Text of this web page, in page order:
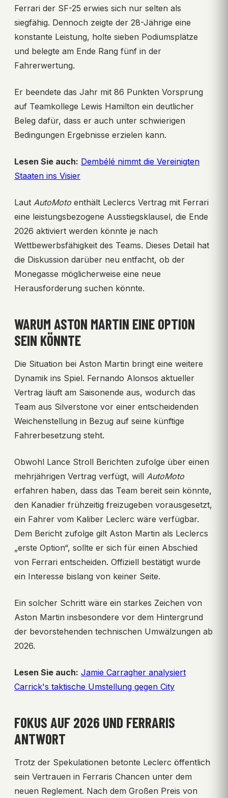
Ferrari der SF-25 erwies sich nur selten als
siegfähig. Dennoch zeigte der 28-Jährige eine
konstante Leistung, holte sieben Podiumsplätze
und belegte am Ende Rang fünf in der
Fahrerwertung.
Er beendete das Jahr mit 86 Punkten Vorsprung
auf Teamkollege Lewis Hamilton ein deutlicher
Beleg dafür, dass er auch unter schwierigen
Bedingungen Ergebnisse erzielen kann.
Lesen Sie auch: Dembélé nimmt die Vereinigten
Staaten ins Visier
Laut AutoMoto enthält Leclercs Vertrag mit Ferrari
eine leistungsbezogene Ausstiegsklausel, die Ende
2026 aktiviert werden könnte je nach
Wettbewerbsfähigkeit des Teams. Dieses Detail hat
die Diskussion darüber neu entfacht, ob der
Monegasse möglicherweise eine neue
Herausforderung suchen könnte.
WARUM ASTON MARTIN EINE OPTION
SEIN KÖNNTE
Die Situation bei Aston Martin bringt eine weitere
Dynamik ins Spiel. Fernando Alonsos aktueller
Vertrag läuft am Saisonende aus, wodurch das
Team aus Silverstone vor einer entscheidenden
Weichenstellung in Bezug auf seine künftige
Fahrerbesetzung steht.
Obwohl Lance Stroll Berichten zufolge über einen
mehrjährigen Vertrag verfügt, will AutoMoto
erfahren haben, dass das Team bereit sein könnte,
den Kanadier frühzeitig freizugeben vorausgesetzt,
ein Fahrer vom Kaliber Leclerc wäre verfügbar.
Dem Bericht zufolge gilt Aston Martin als Leclercs
„erste Option“, sollte er sich für einen Abschied
von Ferrari entscheiden. Offiziell bestätigt wurde
ein Interesse bislang von keiner Seite.
Ein solcher Schritt wäre ein starkes Zeichen von
Aston Martin insbesondere vor dem Hintergrund
der bevorstehenden technischen Umwälzungen ab
2026.
Lesen Sie auch: Jamie Carragher analysiert
Carrick's taktische Umstellung gegen City
FOKUS AUF 2026 UND FERRARIS
ANTWORT
Trotz der Spekulationen betonte Leclerc öffentlich
sein Vertrauen in Ferraris Chancen unter dem
neuen Reglement. Nach dem Großen Preis von